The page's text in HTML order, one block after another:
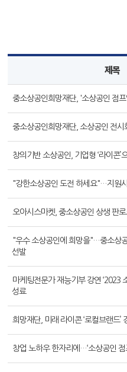
제목
중소상공인희망재단, '소상공인 점
중소상공인희망재단, 소상공인 전시
창의기반 소상공인, 기업형 ‘라이콘’
"강한소상공인 도전 하세요"…지원
오아시스마켓, 중소상공인 상생 판
"우수 소상공인에 희망을"…중소상
선발
마케팅전문가 재능기부 강연 ‘2023
성료
희망재단, 미래 라이콘 ‘로컬브랜드’
창업 노하우 한자리에…‘소상공인 점